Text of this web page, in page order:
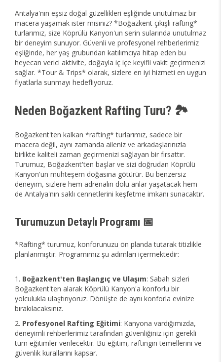
Antalya'nın eşsiz doğal güzellikleri eşliğinde unutulmaz bir
macera yaşamak ister misiniz? *Boğazkent çıkışlı rafting*
turlarımız, size Köprülü Kanyon'un serin sularında unutulmaz
bir deneyim sunuyor. Güvenli ve profesyonel rehberlerimiz
eşliğinde, her yaş grubundan katılımcıya hitap eden bu
heyecan verici aktivite, doğayla iç içe keyifli vakit geçirmenizi
sağlar. *Tour & Trips* olarak, sizlere en iyi hizmeti en uygun
fiyatlarla sunmayı hedefliyoruz.
Neden Boğazkent Rafting Turu? 🏞️
Boğazkent'ten kalkan *rafting* turlarımız, sadece bir
macera değil, aynı zamanda aileniz ve arkadaşlarınızla
birlikte kaliteli zaman geçirmenizi sağlayan bir fırsattır.
Turumuz, Boğazkent'ten başlar ve sizi doğrudan Köprülü
Kanyon'un muhteşem doğasına götürür. Bu benzersiz
deneyim, sizlere hem adrenalin dolu anlar yaşatacak hem
de Antalya'nın saklı cennetlerini keşfetme imkanı sunacaktır.
Turumuzun Detaylı Programı 📅
*Rafting* turumuz, konforunuzu ön planda tutarak titizlikle
planlanmıştır. Programımız şu adımları içermektedir:
Boğazkent'ten Başlangıç ve Ulaşım: Sabah sizleri
Boğazkent'ten alarak Köprülü Kanyon'a konforlu bir
yolculukla ulaştırıyoruz. Dönüşte de aynı konforla evinize
bırakılacaksınız.
Profesyonel Rafting Eğitimi: Kanyona vardığımızda,
deneyimli rehberlerimiz tarafından güvenliğiniz için gerekli
tüm eğitimler verilecektir. Bu eğitim, raftingin temellerini ve
güvenlik kurallarını kapsar.